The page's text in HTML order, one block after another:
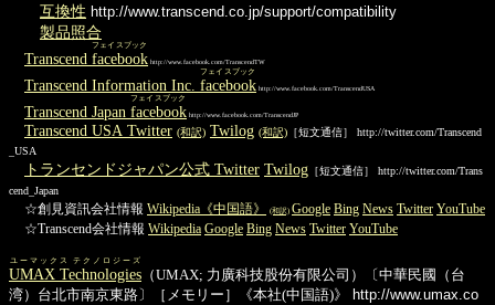
互換性 http://www.transcend.co.jp/support/compatibility
製品照合
Transcend facebook
フェイスブック
http://www.facebook.com/TranscendTW
Transcend Information Inc. facebook
フェイスブック
http://www.facebook.com/TranscendUSA
Transcend Japan facebook
フェイスブック
http://www.facebook.com/TranscendJP
Transcend USA Twitter (和訳) Twilog (和訳) ［短文通信］ http://twitter.com/Transcend
_USA
トランセンドジャパン公式 Twitter Twilog ［短文通信］ http://twitter.com/Trans
cend_Japan
☆創見資訊会社情報 Wikipedia《中国語》 (和訳) Google Bing News Twitter YouTube
☆Transcend会社情報 Wikipedia Google Bing News Twitter YouTube
UMAX Technologies
ユーマックス テクノロジーズ
（UMAX; 力廣科技股份有限公司）〔中華民國（台
湾）台北市南京東路〕［メモリー］《本社(中国語)》
http://www.umax.co